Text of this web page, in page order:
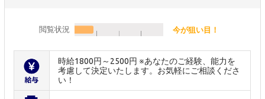
閲覧状況 今が狙い目！
時給1800円～2500円 ※あなたのご経験、能力を
考慮して決定いたします。お気軽にご相談くださ
い！